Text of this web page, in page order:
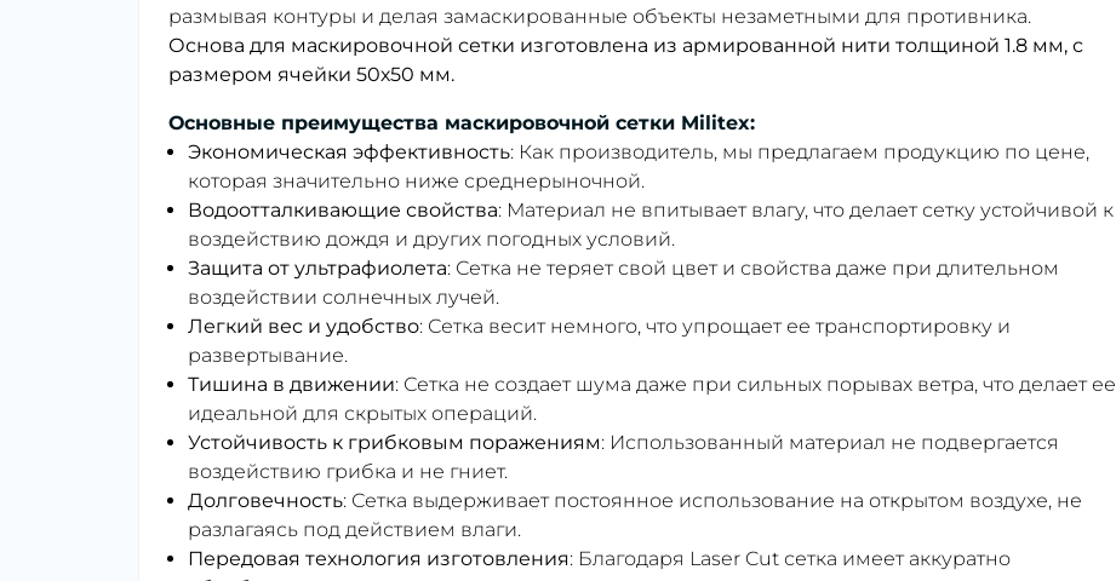
размывая контуры и делая замаскированные объекты незаметными для противника.
Основа для маскировочной сетки изготовлена ​​из армированной нити толщиной 1.8 мм, с
размером ячейки 50х50 мм.
Основные преимущества маскировочной сетки Militex:
Экономическая эффективность: Как производитель, мы предлагаем продукцию по цене,
которая значительно ниже среднерыночной.
Водоотталкивающие свойства: Материал не впитывает влагу, что делает сетку устойчивой к
воздействию дождя и других погодных условий.
Защита от ультрафиолета: Сетка не теряет свой цвет и свойства даже при длительном
воздействии солнечных лучей.
Легкий вес и удобство: Сетка весит немного, что упрощает ее транспортировку и
развертывание.
Тишина в движении: Сетка не создает шума даже при сильных порывах ветра, что делает ее
идеальной для скрытых операций.
Устойчивость к грибковым поражениям: Использованный материал не подвергается
воздействию грибка и не гниет.
Долговечность: Сетка выдерживает постоянное использование на открытом воздухе, не
разлагаясь под действием влаги.
Передовая технология изготовления: Благодаря Laser Cut сетка имеет аккуратно